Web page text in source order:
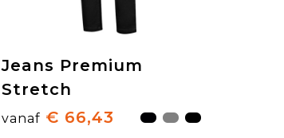
Jeans Premium
Stretch
vanaf € 66,43